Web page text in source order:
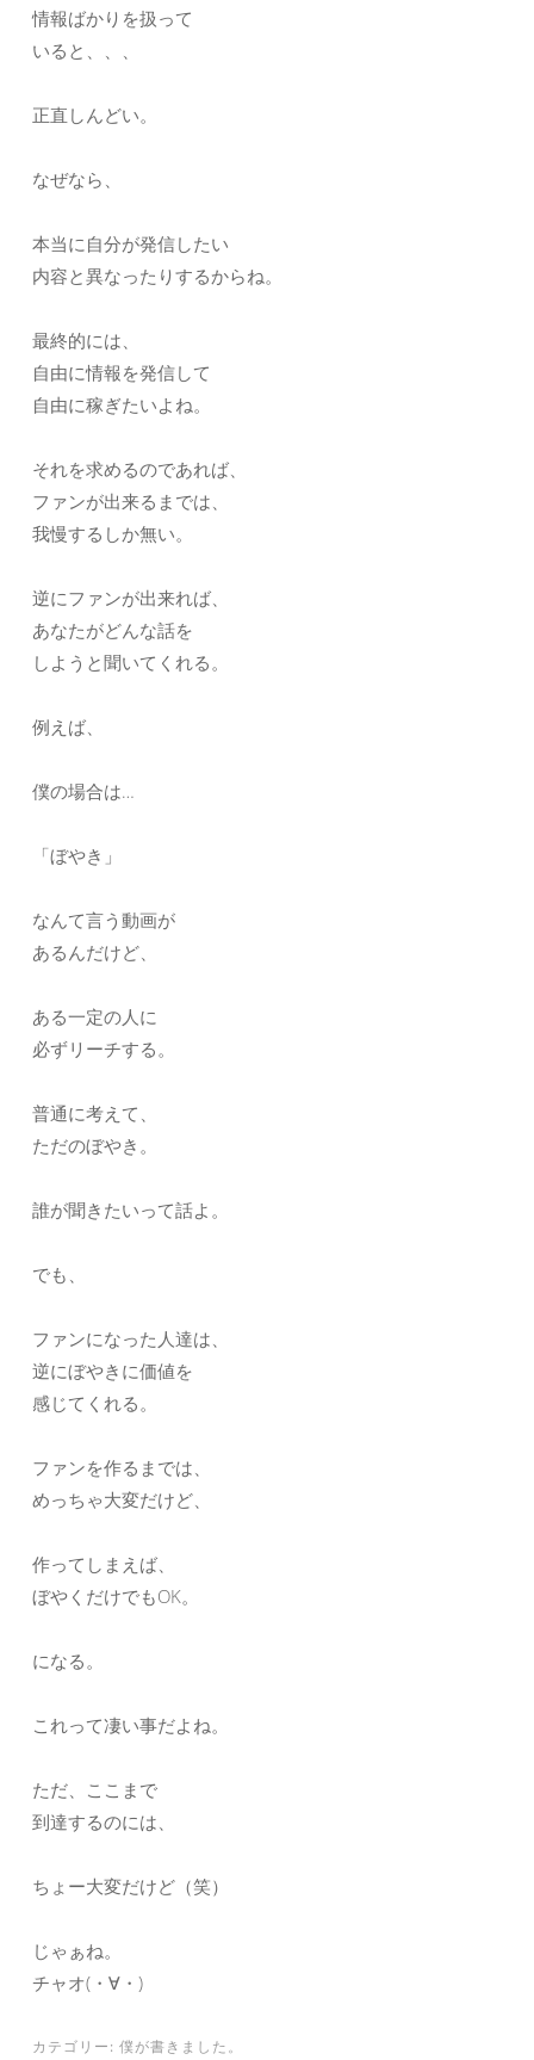
情報ばかりを扱って
いると、、、
正直しんどい。
なぜなら、
本当に自分が発信したい
内容と異なったりするからね。
最終的には、
自由に情報を発信して
自由に稼ぎたいよね。
それを求めるのであれば、
ファンが出来るまでは、
我慢するしか無い。
逆にファンが出来れば、
あなたがどんな話を
しようと聞いてくれる。
例えば、
僕の場合は…
「ぼやき」
なんて言う動画が
あるんだけど、
ある一定の人に
必ずリーチする。
普通に考えて、
ただのぼやき。
誰が聞きたいって話よ。
でも、
ファンになった人達は、
逆にぼやきに価値を
感じてくれる。
ファンを作るまでは、
めっちゃ大変だけど、
作ってしまえば、
ぼやくだけでもOK。
になる。
これって凄い事だよね。
ただ、ここまで
到達するのには、
ちょー大変だけど（笑）
じゃぁね。
チャオ(・∀・)
カテゴリー: 僕が書きました。